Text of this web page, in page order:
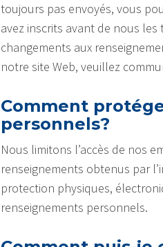
toujours pas envoyés, vous
avez inscrits avant de nous
changements aux
notre site Web, veuillez
Comment
personnels?
Nous limitons l’accès de nos
renseignements obtenus par
protection physiques,
renseignements personnels.